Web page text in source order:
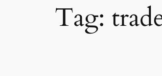
Tag: